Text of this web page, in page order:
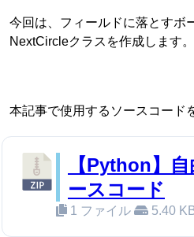
今回は、フィールドに落とすボ
NextCircleクラスを作成します。
本記事で使用するソースコード
【Python】
ースコード
1 ファイル 5.40